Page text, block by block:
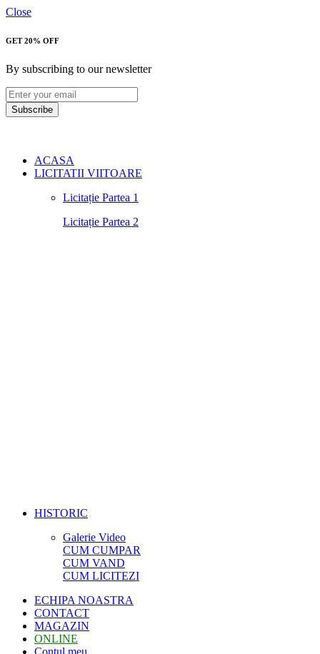
Close
GET 20% OFF
By subscribing to our newsletter
Subscribe
ACASA
LICITATII VIITOARE
Licitație Partea 1
Licitație Partea 2
HISTORIC
Galerie Video
CUM CUMPAR
CUM VAND
CUM LICITEZI
ECHIPA NOASTRA
CONTACT
MAGAZIN
ONLINE
Contul meu